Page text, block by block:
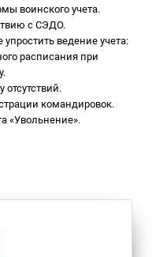
воинского учета.
с СЭДО.
ведение учета:
расписания при
отсутствий.
командировок.
«Увольнение».